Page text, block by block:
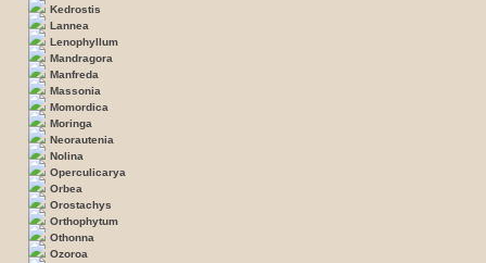
Kedrostis
Lannea
Lenophyllum
Mandragora
Manfreda
Massonia
Momordica
Moringa
Neorautenia
Nolina
Operculicarya
Orbea
Orostachys
Orthophytum
Othonna
Ozoroa